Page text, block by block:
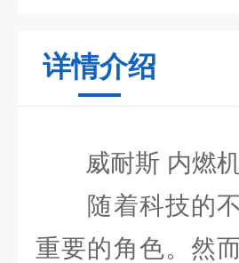
详情介绍
威耐斯 内燃机
随着科技的不
重要的角色。然